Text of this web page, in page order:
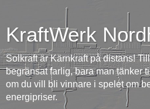
KraftWerk
Solkraft är Kärnkraft på distans!
begränsat farlig, bara man tänker
om du vill bli vinnare i spelet om
energipriser.